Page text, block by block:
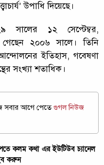
উপাধি দিয়েছে।
১২ সেপ্টেম্বর,
গেছেন ২০০৬ সালে। তিনি
আন্দোলনের ইতিহাস, গবেষণা
সংখ্যা শতাধিক।
সবার আগে পেতেগুগল নিউজ
কলম কথা এর ইউটিউব চ্যানেল
করুন